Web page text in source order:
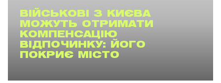
ВІЙСЬКОВІ З КИЄВА
МОЖУТЬ ОТРИМАТИ
КОМПЕНСАЦІЮ
ВІДПОЧИНКУ: ЙОГО
ПОКРИЄ МІСТО